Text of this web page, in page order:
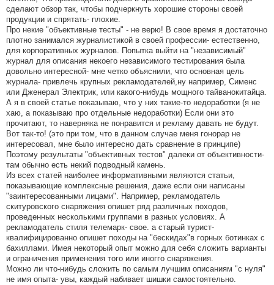
сделают обзор так, чтобы подчеркнуть хорошие стороны своей
продукции и спрятать- плохие.
Про некие "объективные тесты" - не верю! В свое время я достаточно
плотно занимался журналистикой в своей профессии- естественно,
для корпоративных журналов. Попытка выйти на "независимый"
журнал для описания некоего независимого тестирования была
довольно интересной- мне четко объяснили, что основная цель
журнала- привлечь крупных рекламодателей,ну например, Сименс
или Дженерал Электрик, или какого-нибудь мощного тайванокитайца.
А я в своей статье показываю, что у них такие-то недоработки (я не
хаю, а показываю про отдельные недоработки) Если они это
прочитают, то наверняка не понравится и рекламу давать не будут.
Вот так-то! (это при том, что в данном случае меня гонорар не
интересовал, мне было интересно дать сравнение в принципе)
Поэтому результаты "объективных тестов" далеки от объективности-
там обычно есть некий подводный камень.
Из всех статей наиболее информативными являются статьи,
показывающие комплексные решения, даже если они написаны
"заинтересованными лицами". Например, рекламодатель
скитуровского снаряжения опишет ряд различных походов,
проведенных несколькими группами в разных условиях. А
рекламодатель стиля телемарк- свое. а старый турист-
квалифицированно опишет походы на "бескидах"в горных ботинках с
бахиллами. Имея некоторый опыт можно для себя сложить варианты
и ограничения применения того или иногго снаряжения.
Можно ли что-нибудь сложить по самым лучшим описаниям "с нуля"
не имя опыта- увы, каждый набивает шишки самостоятельно.